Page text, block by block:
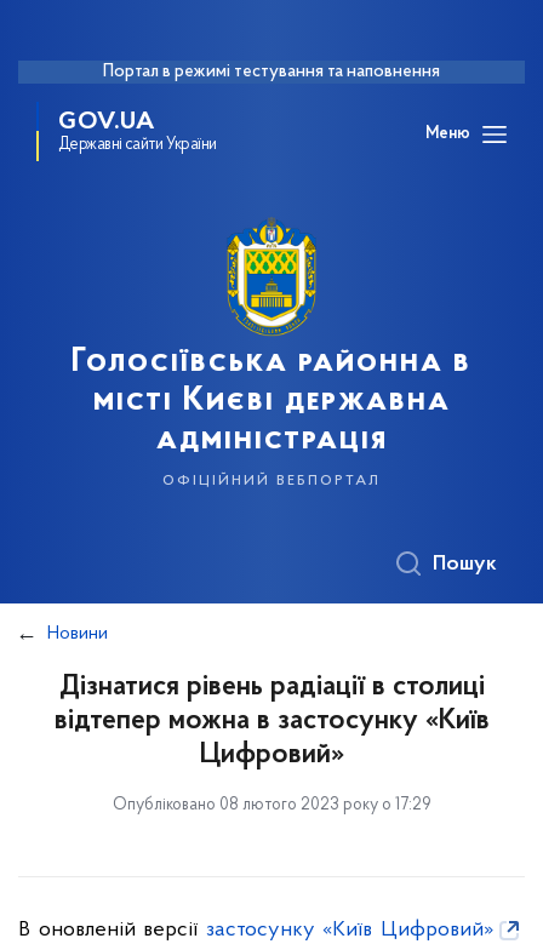
Портал в режимі тестування та наповнення
GOV.UA
Державні сайти України
Меню
Голосіївська районна в
місті Києві державна
адміністрація
офіційний вебпортал
Пошук
Новини
Дізнатися рівень радіації в столиці
відтепер можна в застосунку «Київ
Цифровий»
Опубліковано 08 лютого 2023 року о 17:29
В оновленій версії застосунку «Київ Цифровий»